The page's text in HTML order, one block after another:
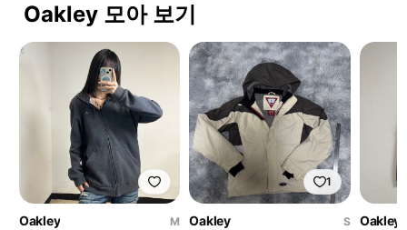
Oakley 모아 보기
Oakley
M
1
Oakley
S
Oakley